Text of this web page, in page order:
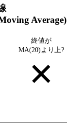
Average)
終値が
MA(20)より上?
✕